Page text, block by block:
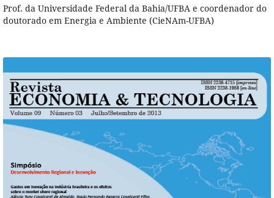
Prof. da Universidade Federal da Bahia/UFBA e coordenador do
doutorado em Energia e Ambiente (CieNAm-UFBA)